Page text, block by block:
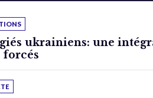
ukrainiens: une
forcés